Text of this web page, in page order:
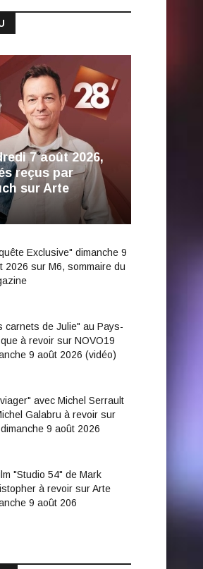
7 août 2026,
reçus par
sur Arte
Exclusive" dimanche 9
2026 sur M6, sommaire du
carnets de Julie" au Pays-
à revoir sur NOVO19
9 août 2026 (vidéo)
avec Michel Serrault
Galabru à revoir sur
9 août 2026
"Studio 54" de Mark
à revoir sur Arte
9 août 206